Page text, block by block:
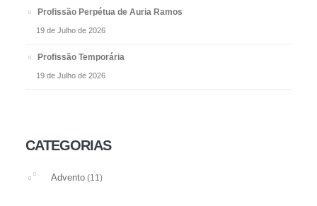
Profissão Perpétua de Auria Ramos
19 de Julho de 2026
Profissão Temporária
19 de Julho de 2026
CATEGORIAS
Advento (11)